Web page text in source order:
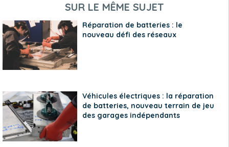
SUR LE MÊME SUJET
Réparation de batteries : le
nouveau défi des réseaux
Véhicules électriques : la réparation
de batteries, nouveau terrain de jeu
des garages indépendants